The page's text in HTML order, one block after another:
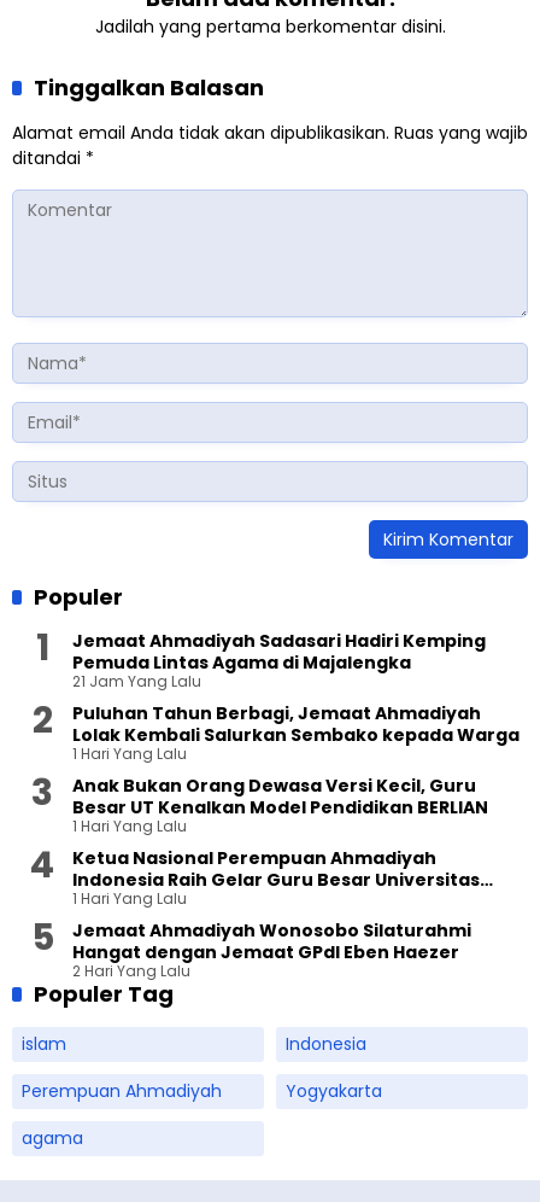
Jadilah yang pertama berkomentar disini.
Tinggalkan Balasan
Alamat email Anda tidak akan dipublikasikan. Ruas yang wajib
ditandai *
Populer
Jemaat Ahmadiyah Sadasari Hadiri Kemping
Pemuda Lintas Agama di Majalengka
21 Jam Yang Lalu
Puluhan Tahun Berbagi, Jemaat Ahmadiyah
Lolak Kembali Salurkan Sembako kepada Warga
1 Hari Yang Lalu
Anak Bukan Orang Dewasa Versi Kecil, Guru
Besar UT Kenalkan Model Pendidikan BERLIAN
1 Hari Yang Lalu
Ketua Nasional Perempuan Ahmadiyah
Indonesia Raih Gelar Guru Besar Universitas
Terbuka
1 Hari Yang Lalu
Jemaat Ahmadiyah Wonosobo Silaturahmi
Hangat dengan Jemaat GPdI Eben Haezer
2 Hari Yang Lalu
Populer Tag
islam
Indonesia
Perempuan Ahmadiyah
Yogyakarta
agama